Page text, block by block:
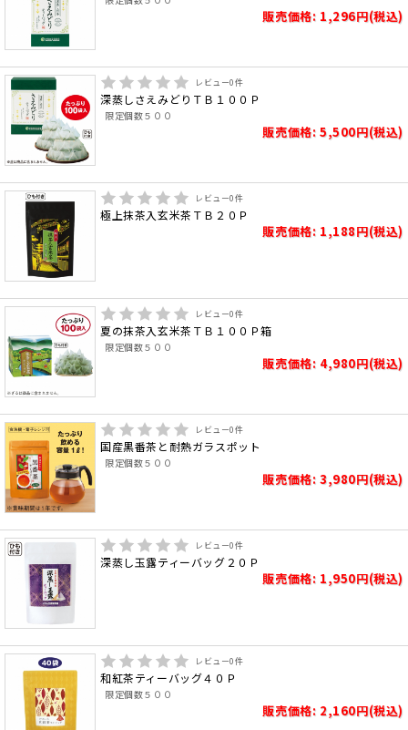
販売価格: 1,296円(税込)
レビュー0件
深蒸しさえみどりＴＢ１００Ｐ
限定個数５００
販売価格: 5,500円(税込)
レビュー0件
極上抹茶入玄米茶ＴＢ２０Ｐ
販売価格: 1,188円(税込)
レビュー0件
夏の抹茶入玄米茶ＴＢ１００Ｐ箱
限定個数５００
販売価格: 4,980円(税込)
レビュー0件
国産黒番茶と耐熱ガラスポット
限定個数５００
販売価格: 3,980円(税込)
レビュー0件
深蒸し玉露ティーバッグ２０Ｐ
販売価格: 1,950円(税込)
レビュー0件
和紅茶ティーバッグ４０Ｐ
限定個数５００
販売価格: 2,160円(税込)